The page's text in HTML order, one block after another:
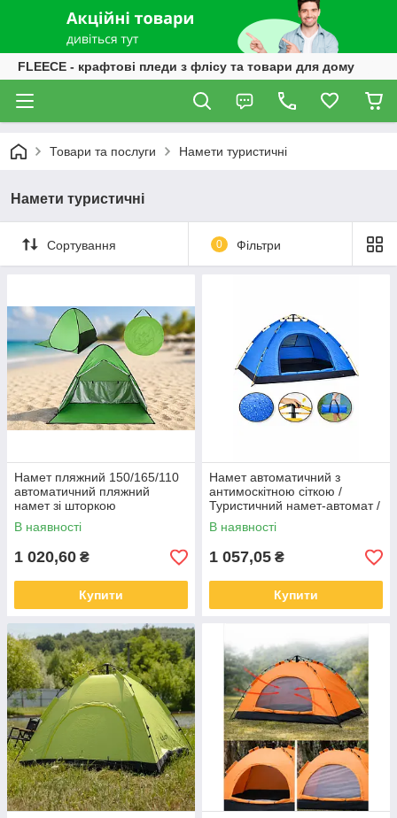
FLEECE - крафтові пледи з флісу та товари для дому
Товари та послуги Намети туристичні
Намети туристичні
Сортування 0 Фільтри
Намет пляжний 150/165/110
автоматичний пляжний
намет зі шторкою
В наявності
1 020,60 ₴
Купити
Намет автоматичний з
антимоскітною сіткою /
Туристичний намет-автомат /
Намет для кемпінгу 2-місний
200х150см Синій
В наявності
1 057,05 ₴
Купити